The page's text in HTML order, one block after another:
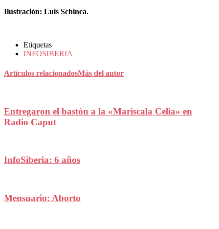
Ilustración: Luis Schinca.
Etiquetas
INFOSIBERIA
Artículos relacionadosMás del autor
Entregaron el bastón a la «Mariscala Celia» en
Radio Caput
InfoSiberia: 6 años
Mensuario: Aborto